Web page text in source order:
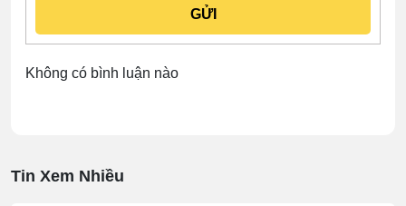
Không có bình luận nào
Tin Xem Nhiều